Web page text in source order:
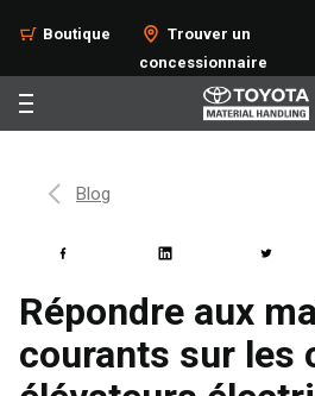
Boutique
Trouver un
concessionnaire
Blog
Répondre aux
courants sur les